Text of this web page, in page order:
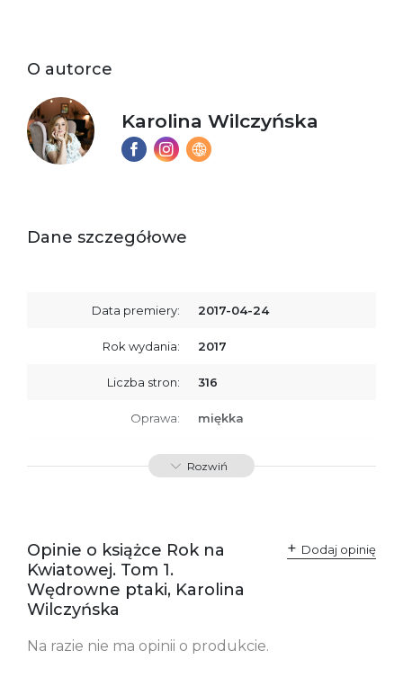
O autorce
Karolina Wilczyńska
Dane szczegółowe
Data premiery: 2017-04-24
Rok wydania: 2017
Liczba stron: 316
Oprawa: miękka
ISBN 9788379766567
odpowiedzialne za
zgodność produktu z
przepisami:
ul. Fredry 8
Polska
kontakt@wydajenamsie.pl
Ostrzeżenia oraz
Załącznik PDF
Rozwiń
Opinie o książce Rok na
Kwiatowej. Tom 1.
Wędrowne ptaki, Karolina
Wilczyńska
Dodaj opinię
Na razie nie ma opinii o produkcie.